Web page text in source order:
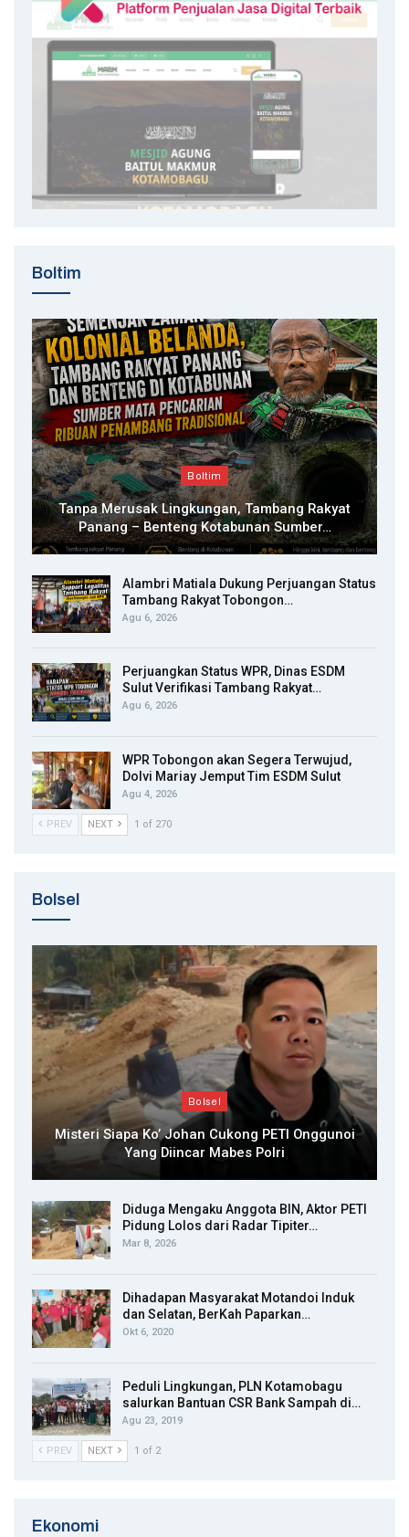
Boltim
Boltim
Tanpa Merusak Lingkungan, Tambang Rakyat
Panang – Benteng Kotabunan Sumber…
Alambri Matiala Dukung Perjuangan Status
Tambang Rakyat Tobongon…
Agu 6, 2026
Perjuangkan Status WPR, Dinas ESDM
Sulut Verifikasi Tambang Rakyat…
Agu 6, 2026
WPR Tobongon akan Segera Terwujud,
Dolvi Mariay Jemput Tim ESDM Sulut
Agu 4, 2026
PREV NEXT 1 of 270
Bolsel
Bolsel
Misteri Siapa Ko’ Johan Cukong PETI Onggunoi
Yang Diincar Mabes Polri
Diduga Mengaku Anggota BIN, Aktor PETI
Pidung Lolos dari Radar Tipiter…
Mar 8, 2026
Dihadapan Masyarakat Motandoi Induk
dan Selatan, BerKah Paparkan…
Okt 6, 2020
Peduli Lingkungan, PLN Kotamobagu
salurkan Bantuan CSR Bank Sampah di…
Agu 23, 2019
PREV NEXT 1 of 2
Ekonomi